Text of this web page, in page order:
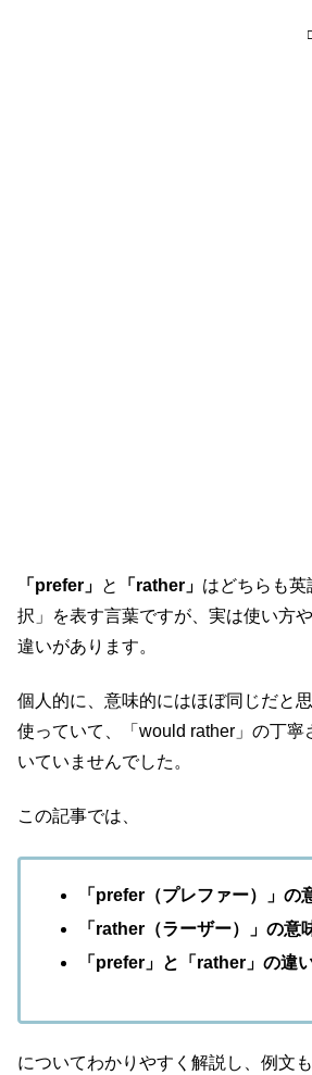
「prefer」 と 「rather」 はどちらも英
択」を表す言葉ですが、実は使い方
違いがあります。
個人的に、意味的にはほぼ同じだと
使っていて、「would rather」の丁寧
いていませんでした。
この記事では、
「prefer（プレファー）」の
「rather（ラーザー）」の意
「prefer」と「rather」の違
についてわかりやすく解説し、例文